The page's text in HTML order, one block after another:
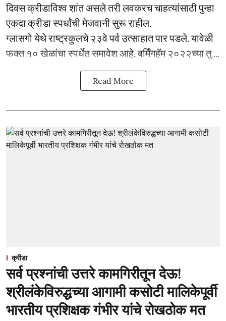
दिवस क्रीडाविश्व शांत असले तरी लवकरच चाहत्यांसाठी पुन्हा
एकदा क्रीडा स्पर्धांची मेजवानी सुरू राहील.
ग्लासगो येथे राष्ट्रकुलचे २३वे पर्व उत्साहात पार पडले. यावेळी
फक्त १० खेळांचा स्पर्धेत समावेश आहे. बर्मिंगहॅम २०२२च्या तु ...
Read More
क्रीडा
सर्व प्रश्नांची उत्तरे कामगिरीतून देऊ!
श्रीलंकेविरुद्धच्या आगामी कसोटी मालिकेपूर्वी
भारतीय प्रशिक्षक गंभीर यांचे रोखठोक मत